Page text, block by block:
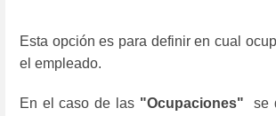
Esta opción es para definir en cual
el empleado.
En el caso de las "Ocupaciones"
se